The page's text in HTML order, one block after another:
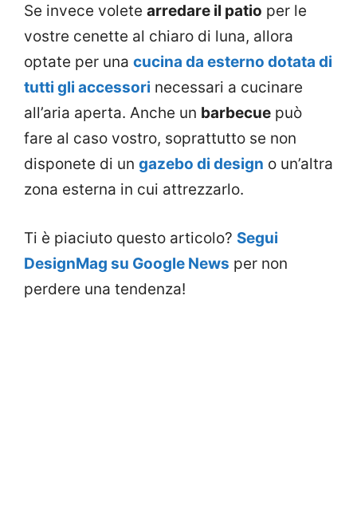
Se invece volete arredare il patio per le
vostre cenette al chiaro di luna, allora
optate per una cucina da esterno dotata di
tutti gli accessori necessari a cucinare
all’aria aperta. Anche un barbecue può
fare al caso vostro, soprattutto se non
disponete di un gazebo di design o un’altra
zona esterna in cui attrezzarlo.
Ti è piaciuto questo articolo? Segui
DesignMag su Google News per non
perdere una tendenza!